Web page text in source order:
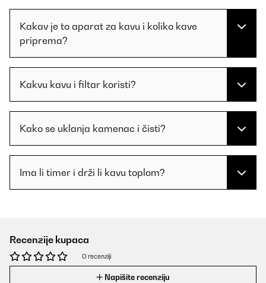
Kakav je to aparat za kavu i koliko kave
priprema?
Kakvu kavu i filtar koristi?
Kako se uklanja kamenac i čisti?
Ima li timer i drži li kavu toplom?
Recenzije kupaca
O recenziji
Napišite recenziju